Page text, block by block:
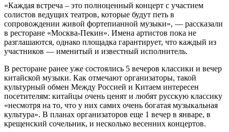
«Каждая встреча – это полноценный концерт с участием
солистов ведущих театров, которые будут петь в
сопровождении живой фортепианной музыки», — рассказали
в ресторане «Москва-Пекин». Имена артистов пока не
разглашаются, однако площадка гарантирует, что каждый из
участников — именитый и известный исполнитель.
В ресторане ранее уже состоялись 5 вечеров классики и вечер
китайской музыки. Как отмечают организаторы, такой
культурный обмен Между Россией и Китаем интересен
посетителям: китайцы очень ценят и любят русскую классику
«несмотря на то, что у них самих очень богатая музыкальная
культура». В планах организаторов еще 1 вечер в январе, в
крещенский сочельник, и несколько весенних концертов.